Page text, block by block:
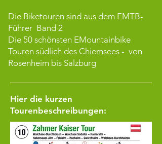
Die Biketouren sind aus dem EMTB-
Führer Band 2
Die 50 schönsten EMountainbike
Touren südlich des Chiemsees - von
Rosenheim bis Salzburg
Hier die kurzen
Tourenbeschreibungen: